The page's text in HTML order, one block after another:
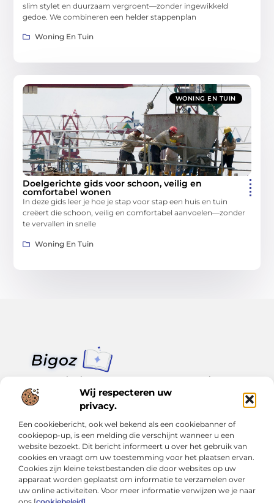
Wij respecteren uw
privacy.
Een cookiebericht, ook wel bekend als een cookiebanner of
cookiepop-up, is een melding die verschijnt wanneer u een
website bezoekt. Dit bericht informeert u over het gebruik van
cookies en vraagt om uw toestemming voor het plaatsen ervan.
Cookies zijn kleine tekstbestanden die door websites op uw
apparaat worden geplaatst om informatie te verzamelen over
uw online activiteiten. Voor meer informatie verwijzen we je naar
slim stylet en duurzaam vergroent—zonder ingewikkeld
gedoe. We combineren een helder stappenplan
Woning En Tuin
WONING EN TUIN
Doelgerichte gids voor schoon, veilig en
comfortabel wonen
In deze gids leer je hoe je stap voor stap een huis en tuin
creëert die schoon, veilig en comfortabel aanvoelen—zonder
te vervallen in snelle
Woning En Tuin
Van klein nieuws tot grote trends – alles op Bigoz.nl.
Lees inspirerende blogs en artikelen over het dagelijks leven,
actualiteit en meer.
Bericht categorie
Onze informatie